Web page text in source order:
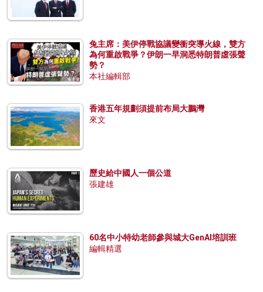
兔主席：美伊停戰協議變衝突導火線，雙方
為何重啟戰爭？伊朗一早洞悉特朗普虛張聲
勢？
本社編輯部
香港五年規劃須提前布局大鵬灣
來文
歷史給中國人一個公道
張建雄
60名中小特幼老師參與城大GenAI培訓班
編輯精選